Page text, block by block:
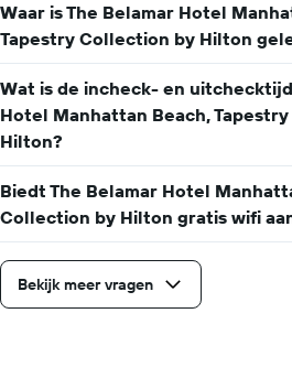
Waar is The Belamar Hotel
Tapestry Collection by Hilton
Wat is de incheck- en
Hotel Manhattan Beach,
Hilton?
Biedt The Belamar Hotel
Collection by Hilton gratis wifi
Bekijk meer vragen